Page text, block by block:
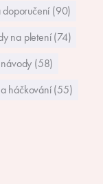
doporučení (90)
na pletení (74)
(58)
háčkování (55)